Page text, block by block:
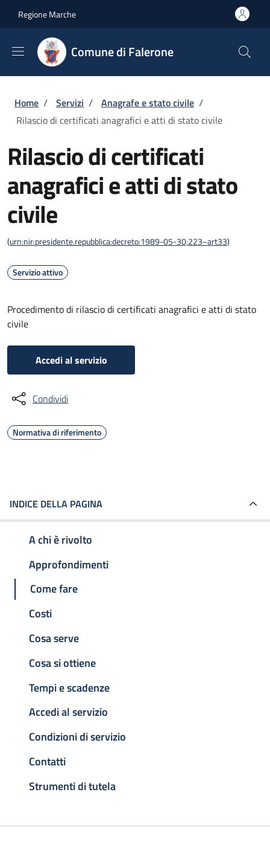
Regione Marche
Comune di Falerone
Briciole di pane
Home / Servizi / Anagrafe e stato civile /
Rilascio di certificati anagrafici e atti di stato civile
Rilascio di certificati
anagrafici e atti di stato
civile
(urn:nir:presidente.repubblica:decreto:1989-05-30;223~art33)
Servizio attivo
Procedimento di rilascio di certificati anagrafici e atti di stato
civile
Accedi al servizio
Condividi
Normativa di riferimento
INDICE DELLA PAGINA
A chi è rivolto
Approfondimenti
Come fare
Costi
Cosa serve
Cosa si ottiene
Tempi e scadenze
Accedi al servizio
Condizioni di servizio
Contatti
Strumenti di tutela